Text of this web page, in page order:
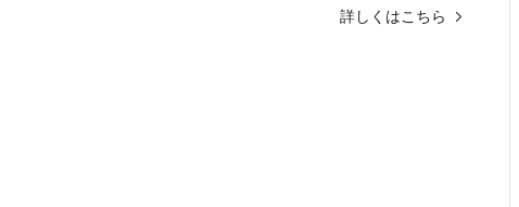
詳しくはこちら